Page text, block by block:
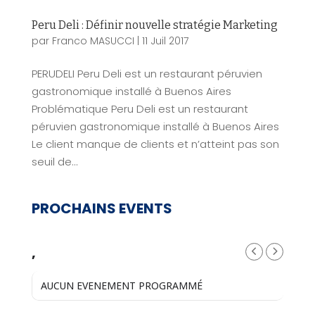
Peru Deli : Définir nouvelle stratégie Marketing
par Franco MASUCCI | 11 Juil 2017
PERUDELI Peru Deli est un restaurant péruvien
gastronomique installé à Buenos Aires
Problématique Peru Deli est un restaurant
péruvien gastronomique installé à Buenos Aires
Le client manque de clients et n’atteint pas son
seuil de...
PROCHAINS EVENTS
,
AUCUN EVENEMENT PROGRAMMÉ